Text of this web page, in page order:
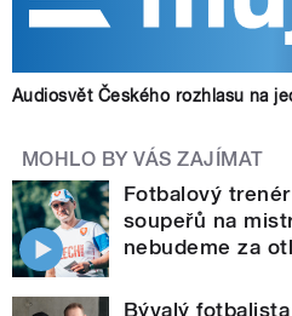
Audiosvět Českého rozhlasu na
MOHLO BY VÁS ZAJÍMAT
Fotbalový
soupeřů na
nebudeme za
Bývalý